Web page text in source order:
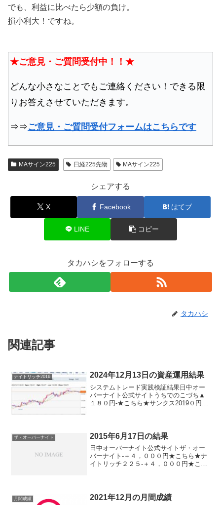
でも、利益に比べたら少額の負け。
損小利大！ですね。
★ご意見・ご質問受付中！！★
どんな小さなことでもご連絡ください！できる限
りお答えさせていただきます。
⇒⇒ご意見・ご質問受付フォームはこちらです
MAサイン225 日経225先物 MAサイン225
シェアする
X Facebook はてブ
LINE コピー
タカハシをフォローする
タカハシ
関連記事
ナイトリッチ2016 2024年12月13日の資産運用結果
システムトレード実践検証結果日中オー
バーナイト公式サイトうちでのこづち▲
１８０円-★こちら★サンクス2019０円-
ザ・オーバーナイト 2015年6月17日の結果
日中オーバーナイト公式サイトザ・オー
バーナイト-＋４，０００円★こちら★ナ
イトリッチ２２５-＋４，０００円★こち
円▲４，０００円...
月間成績 2021年12月の月間成績